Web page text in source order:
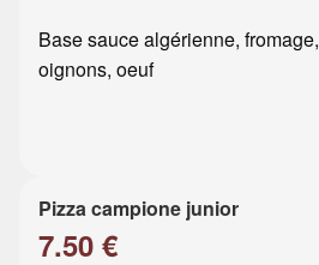
Base sauce algérienne,
oignons, oeuf
Pizza campione junior
7.50 €